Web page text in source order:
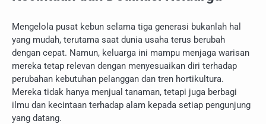
Mengelola pusat kebun selama tiga generasi bukanlah hal
yang mudah, terutama saat dunia usaha terus berubah
dengan cepat. Namun, keluarga ini mampu menjaga warisan
mereka tetap relevan dengan menyesuaikan diri terhadap
perubahan kebutuhan pelanggan dan tren hortikultura.
Mereka tidak hanya menjual tanaman, tetapi juga berbagi
ilmu dan kecintaan terhadap alam kepada setiap pengunjung
yang datang.